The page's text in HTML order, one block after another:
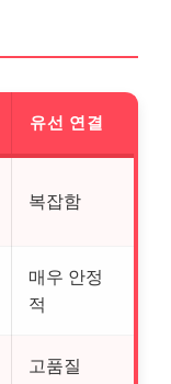
유선 연결
복잡함
매우 안정
적
고품질